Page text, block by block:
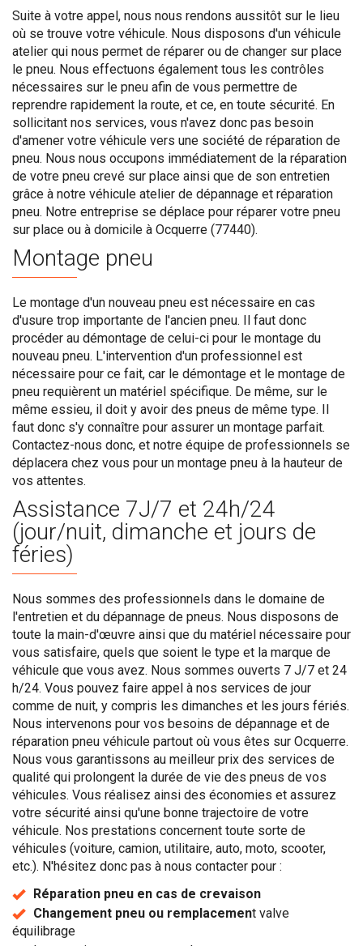
Suite à votre appel, nous nous rendons aussitôt sur le lieu
où se trouve votre véhicule. Nous disposons d'un véhicule
atelier qui nous permet de réparer ou de changer sur place
le pneu. Nous effectuons également tous les contrôles
nécessaires sur le pneu afin de vous permettre de
reprendre rapidement la route, et ce, en toute sécurité. En
sollicitant nos services, vous n'avez donc pas besoin
d'amener votre véhicule vers une société de réparation de
pneu. Nous nous occupons immédiatement de la réparation
de votre pneu crevé sur place ainsi que de son entretien
grâce à notre véhicule atelier de dépannage et réparation
pneu. Notre entreprise se déplace pour réparer votre pneu
sur place ou à domicile à Ocquerre (77440).
Montage pneu
Le montage d'un nouveau pneu est nécessaire en cas
d'usure trop importante de l'ancien pneu. Il faut donc
procéder au démontage de celui-ci pour le montage du
nouveau pneu. L'intervention d'un professionnel est
nécessaire pour ce fait, car le démontage et le montage de
pneu requièrent un matériel spécifique. De même, sur le
même essieu, il doit y avoir des pneus de même type. Il
faut donc s'y connaître pour assurer un montage parfait.
Contactez-nous donc, et notre équipe de professionnels se
déplacera chez vous pour un montage pneu à la hauteur de
vos attentes.
Assistance 7J/7 et 24h/24
(jour/nuit, dimanche et jours de
féries)
Nous sommes des professionnels dans le domaine de
l'entretien et du dépannage de pneus. Nous disposons de
toute la main-d'œuvre ainsi que du matériel nécessaire pour
vous satisfaire, quels que soient le type et la marque de
véhicule que vous avez. Nous sommes ouverts 7 J/7 et 24
h/24. Vous pouvez faire appel à nos services de jour
comme de nuit, y compris les dimanches et les jours fériés.
Nous intervenons pour vos besoins de dépannage et de
réparation pneu véhicule partout où vous êtes sur Ocquerre.
Nous vous garantissons au meilleur prix des services de
qualité qui prolongent la durée de vie des pneus de vos
véhicules. Vous réalisez ainsi des économies et assurez
votre sécurité ainsi qu'une bonne trajectoire de votre
véhicule. Nos prestations concernent toute sorte de
véhicules (voiture, camion, utilitaire, auto, moto, scooter,
etc.). N'hésitez donc pas à nous contacter pour :
Réparation pneu en cas de crevaison
Changement pneu ou remplacement valve
équilibrage